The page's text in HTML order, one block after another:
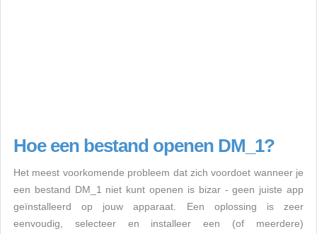
Hoe een bestand openen DM_1?
Het meest voorkomende probleem dat zich voordoet wanneer je
een bestand DM_1 niet kunt openen is bizar - geen juiste app
geïnstalleerd op jouw apparaat. Een oplossing is zeer
eenvoudig, selecteer en installeer een (of meerdere)